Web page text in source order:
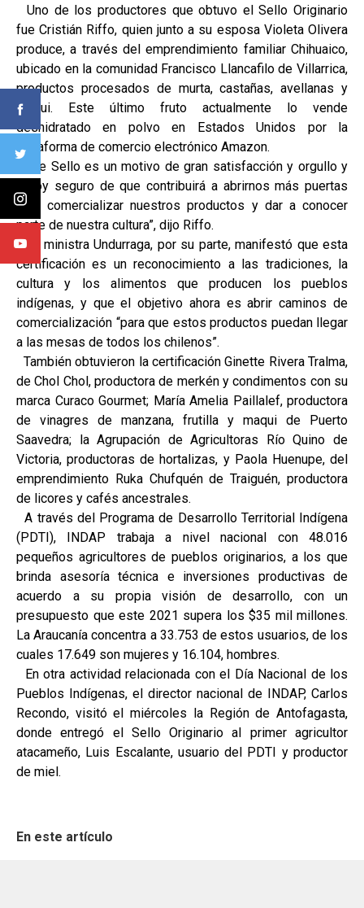
Uno de los productores que obtuvo el Sello Originario
fue Cristián Riffo, quien junto a su esposa Violeta Olivera
produce, a través del emprendimiento familiar Chihuaico,
ubicado en la comunidad Francisco Llancafilo de Villarrica,
productos procesados de murta, castañas, avellanas y
maqui. Este último fruto actualmente lo vende
deshidratado en polvo en Estados Unidos por la
plataforma de comercio electrónico Amazon.
“Este Sello es un motivo de gran satisfacción y orgullo y
estoy seguro de que contribuirá a abrirnos más puertas
para comercializar nuestros productos y dar a conocer
parte de nuestra cultura”, dijo Riffo.
La ministra Undurraga, por su parte, manifestó que esta
certificación es un reconocimiento a las tradiciones, la
cultura y los alimentos que producen los pueblos
indígenas, y que el objetivo ahora es abrir caminos de
comercialización “para que estos productos puedan llegar
a las mesas de todos los chilenos”.
También obtuvieron la certificación Ginette Rivera Tralma,
de Chol Chol, productora de merkén y condimentos con su
marca Curaco Gourmet; María Amelia Paillalef, productora
de vinagres de manzana, frutilla y maqui de Puerto
Saavedra; la Agrupación de Agricultoras Río Quino de
Victoria, productoras de hortalizas, y Paola Huenupe, del
emprendimiento Ruka Chufquén de Traiguén, productora
de licores y cafés ancestrales.
A través del Programa de Desarrollo Territorial Indígena
(PDTI), INDAP trabaja a nivel nacional con 48.016
pequeños agricultores de pueblos originarios, a los que
brinda asesoría técnica e inversiones productivas de
acuerdo a su propia visión de desarrollo, con un
presupuesto que este 2021 supera los $35 mil millones.
La Araucanía concentra a 33.753 de estos usuarios, de los
cuales 17.649 son mujeres y 16.104, hombres.
En otra actividad relacionada con el Día Nacional de los
Pueblos Indígenas, el director nacional de INDAP, Carlos
Recondo, visitó el miércoles la Región de Antofagasta,
donde entregó el Sello Originario al primer agricultor
atacameño, Luis Escalante, usuario del PDTI y productor
de miel.
En este artículo